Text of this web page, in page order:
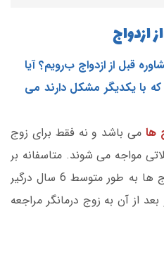
ازدواج
قبل از ازدواج برویم؟ آیا
با یکدیگر مشکل دارند می
ها می باشد و نه فقط برای زوج
مواجه می شوند. متاسفانه بر
اساس تحقیقات انجام شده زوج ها به طور متوسط 6 سال درگیر
از آن به زوج درمانگر مراجعه